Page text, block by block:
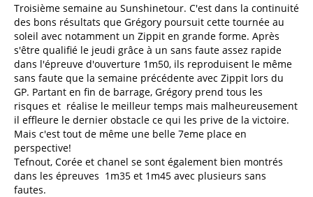
Troisième semaine au Sunshinetour. C'est dans la continuité
des bons résultats que Grégory poursuit cette tournée au
soleil avec notamment un Zippit en grande forme. Après
s'être qualifié le jeudi grâce à un sans faute assez rapide
dans l'épreuve d'ouverture 1m50, ils reproduisent le même
sans faute que la semaine précédente avec Zippit lors du
GP. Partant en fin de barrage, Grégory prend tous les
risques et réalise le meilleur temps mais malheureusement
il effleure le dernier obstacle ce qui les prive de la victoire.
Mais c'est tout de même une belle 7eme place en
perspective!
Tefnout, Corée et chanel se sont également bien montrés
dans les épreuves 1m35 et 1m45 avec plusieurs sans
fautes.